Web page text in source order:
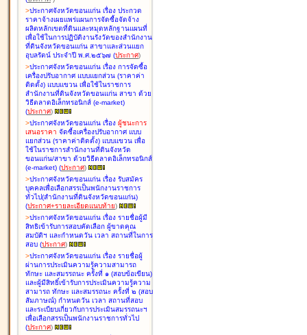
>ประกาศจังหวัดขอนแก่น เรื่อง ประกวด
ราคาจ้างเผยแพร่แผนการจัดซื้อจัดจ้าง
ผลิตหลักเขตที่ดินและหมุดหลักฐานแผนที่
เพื่อใช้ในการปฏิบัติงานรังวัดของสำนักงาน
ที่ดินจังหวัดขอนแก่น สาขาและส่วนแยก
อุบลรัตน์ ประจำปี พ.ศ.๒๕๖๗ (ประกาศ)
>ประกาศจังหวัดขอนแก่น เรื่อง การจัดซื้อ
เครื่องปรับอากาศ แบบแยกส่วน (ราคาค่า
ติดตั้ง) แบบแขวน เพื่อใช้ในราชการ
สำนักงานที่ดินจังหวัดขอนแก่น สาขา ด้วย
วิธีตลาดอิเล็กทรอนิกส์ (e-market)
(ประกาศ)
>ประกาศจังหวัดขอนแก่น เรื่อง ผู้ชนะการ
เสนอราคา จัดซื้อเครื่องปรับอากาศ แบบ
แยกส่วน (ราคาค่าติดตั้ง) แบบแขวน เพื่อ
ใช้ในราชการสำนักงานที่ดินจังหวัด
ขอนแก่น/สาขา ด้วยวิธีตลาดอิเล็กทรอนิกส์
(e-market) (ประกาศ)
>ประกาศจังหวัดขอนแก่น เรื่อง รับสมัคร
บุคคลเพื่อเลือกสรรเป็นพนักงานราชการ
ทั่วไป(สำนักงานที่ดินจังหวัดขอนแก่น)
(ประกาศ+รายละเอียดแนบท้าย)
>ประกาศจังหวัดขอนแก่น เรื่อง รายชื่อผู้มี
สิทธิเข้ารับการสอบคัดเลือก ผู้ขาดคุณ
สมบัติฯ และกำหนดวัน เวลา สถานที่ในการ
สอบ (ประกาศ)
>ประกาศจังหวัดขอนแก่น เรื่อง รายชื่อผู้
ผ่านการประเมินความรู้ความสามารถ
ทักษะ และสมรรถนะ ครั้งที่ ๑ (สอบข้อเขียน)
และผู้มีสิทธิ์เข้ารับการประเมินความรู้ความ
สามารถ ทักษะ และสมรรถนะ ครั้งที่ ๒ (สอบ
สัมภาษณ์) กำหนดวัน เวลา สถานที่สอบ
และระเบียบเกี่ยวกับการประเมินสมรรถนะฯ
เพื่อเลือกสรรเป็นพนักงานราชการทั่วไป
(ประกาศ)